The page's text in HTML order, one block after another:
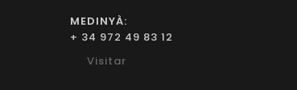
MEDINYÀ:
+ 34 972 49 83 12
Visitar